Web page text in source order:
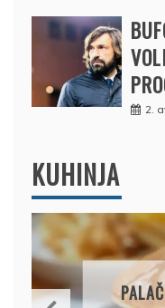
2.
KUHINJA
PALAČINKE OD